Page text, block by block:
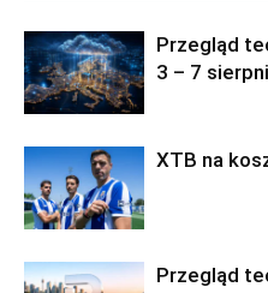
Przegląd
3 – 7
XTB na
Przegląd